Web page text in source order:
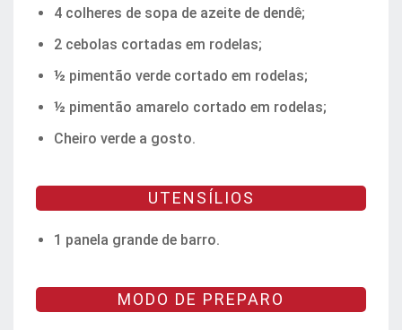
4 colheres de sopa de azeite de dendê;
2 cebolas cortadas em rodelas;
½ pimentão verde cortado em rodelas;
½ pimentão amarelo cortado em rodelas;
Cheiro verde a gosto.
UTENSÍLIOS
1 panela grande de barro.
MODO DE PREPARO